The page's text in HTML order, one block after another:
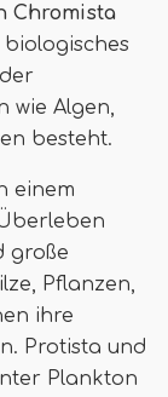
Chromista
biologisches
wie Algen,
besteht.
einem
große
Pflanzen,
ihre
Protista und
Plankton